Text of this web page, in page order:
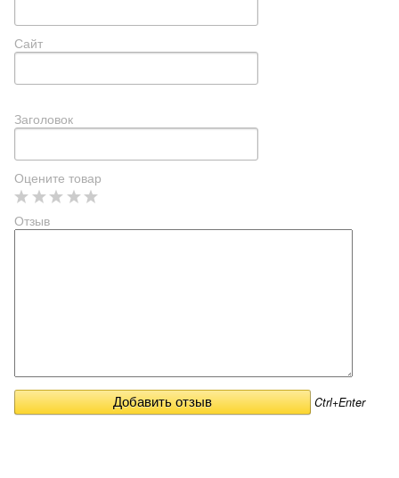
Сайт
Заголовок
Оцените товар
Отзыв
Ctrl+Enter